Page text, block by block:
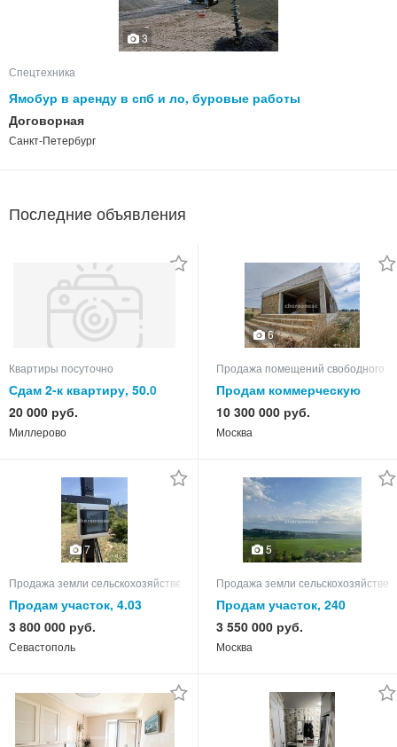
3
Спецтехника
Ямобур в аренду в спб и ло, буровые работы
Договорная
Санкт-Петербург
Последние объявления
Квартиры посуточно
Сдам 2-к квартиру, 50.0
кв.м, этаж 3 из 5
20 000 руб.
Миллерово
6
Продажа помещений свободного
Продам коммерческую
недвижимость
10 300 000 руб.
Москва
7
Продажа земли сельскохозяйственного назначения
Продам участок, 4.03
3 800 000 руб.
Севастополь
5
Продажа земли
Продам участок, 240
3 550 000 руб.
Москва